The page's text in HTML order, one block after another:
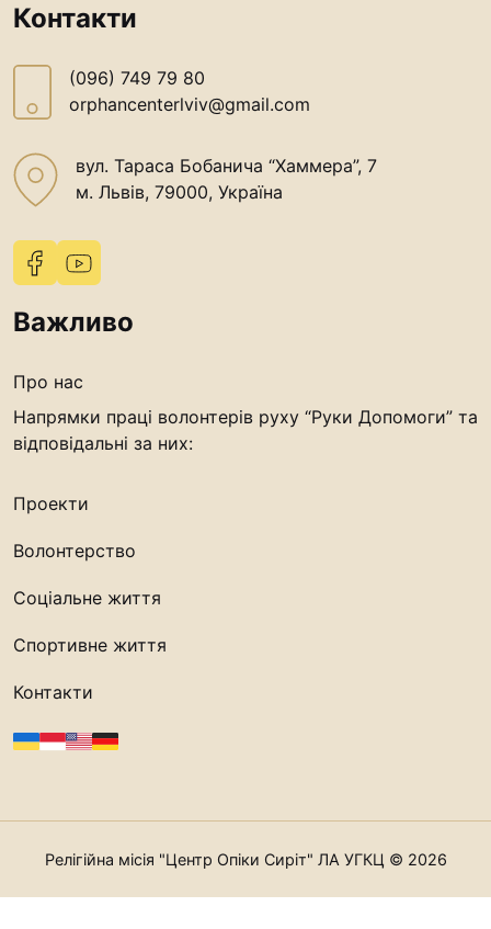
Контакти
(096) 749 79 80
orphancenterlviv@gmail.com
вул. Тараса Бобанича “Хаммера”, 7
м. Львів, 79000, Україна
Важливо
Про нас
Напрямки праці волонтерів руху “Руки Допомоги” та
відповідальні за них:
Проекти
Волонтерство
Соціальне життя
Спортивне життя
Контакти
Релігійна місія "Центр Опіки Сиріт" ЛА УГКЦ © 2026